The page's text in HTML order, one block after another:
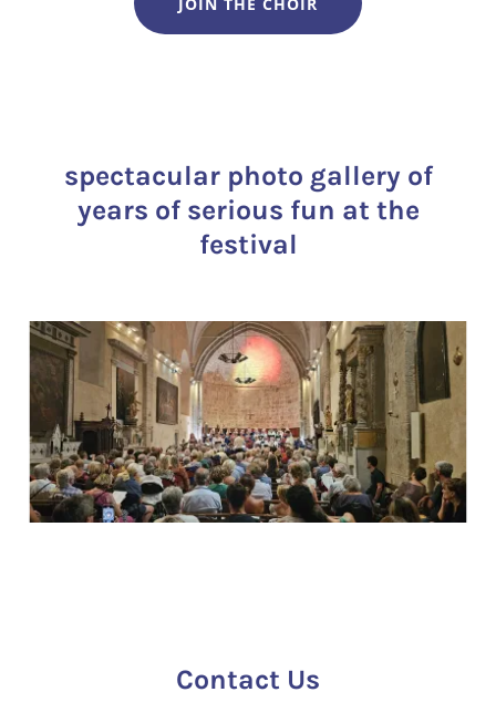
spectacular photo gallery of
years of serious fun at the
festival
Contact Us